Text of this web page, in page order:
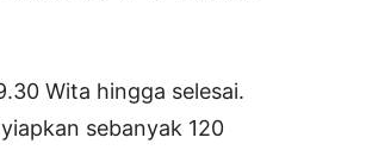
Wita hingga selesai.
sebanyak 120